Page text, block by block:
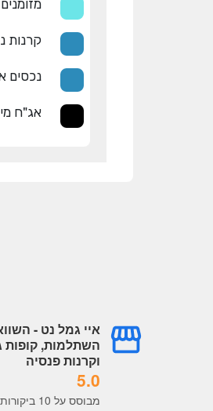
מזומנים
קרנות
נכסים
אג"ח
איי גמל נט -
השתלמות, קופות
וקרנות פנסיה
5.0
מבוסס על 10 ביקורות
ago